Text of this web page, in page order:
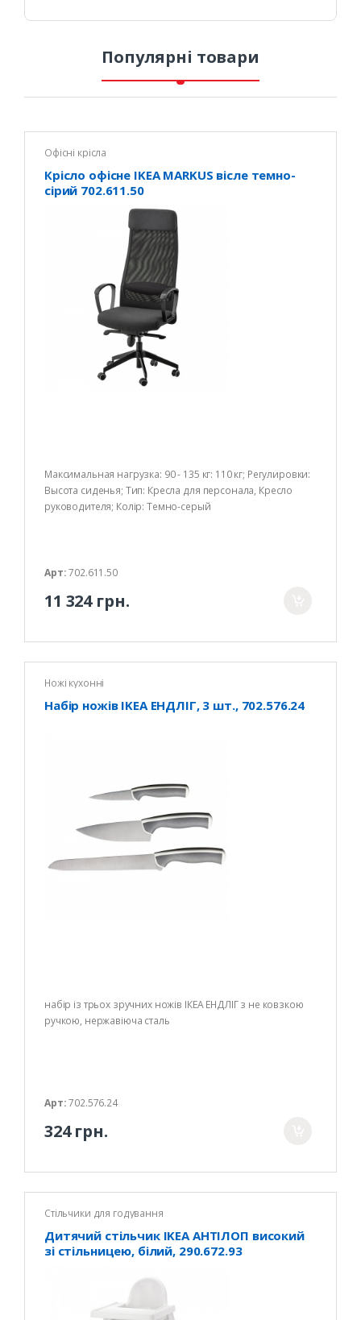
о
п
Популярні товари
Офісні крісла
Крісло офісне IKEA MARKUS вісле темно-
сірий 702.611.50
Максимальная нагрузка: 90 - 135 кг: 110 кг; Регулировки:
Высота сиденья; Тип: Кресла для персонала, Кресло
руководителя; Колір: Темно-серый
Арт:702.611.50
11 324 грн.
Ножі кухонні
Набір ножів IKEA ЕНДЛІГ, 3 шт., 702.576.24
набір із трьох зручних ножів ІКЕА ЕНДЛІГ з не ковзкою
ручкою, нержавіюча сталь
Арт:702.576.24
324 грн.
Стільчики для годування
Дитячий стільчик IKEA АНТІЛОП високий
зі стільницею, білий, 290.672.93